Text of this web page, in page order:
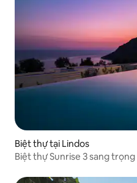
Biệt thự tại Lindos
Biệt thự Sunrise 3 sang